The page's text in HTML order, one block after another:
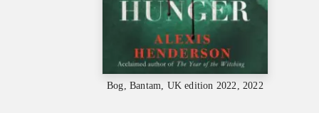
Bog, Bantam, UK edition 2022, 2022